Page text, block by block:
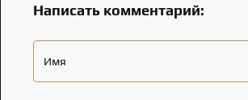
Написать комментарий:
Имя